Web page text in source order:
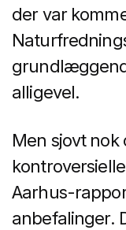
der var
alligevel.
Men sjovt
Aarhus-
anbefalinger.